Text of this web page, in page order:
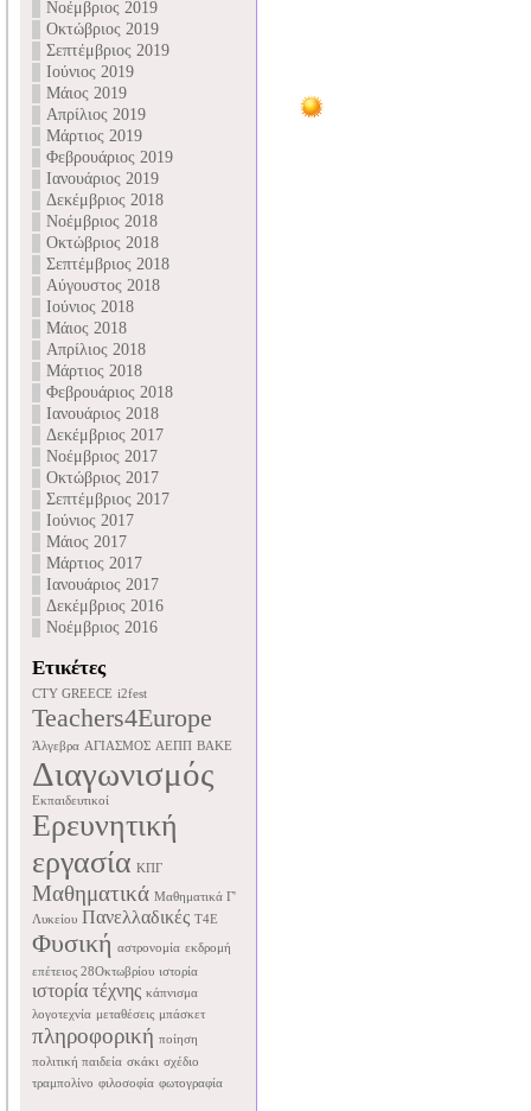
Νοέμβριος 2019
Οκτώβριος 2019
Σεπτέμβριος 2019
Ιούνιος 2019
Μάιος 2019
Απρίλιος 2019
Μάρτιος 2019
Φεβρουάριος 2019
Ιανουάριος 2019
Δεκέμβριος 2018
Νοέμβριος 2018
Οκτώβριος 2018
Σεπτέμβριος 2018
Αύγουστος 2018
Ιούνιος 2018
Μάιος 2018
Απρίλιος 2018
Μάρτιος 2018
Φεβρουάριος 2018
Ιανουάριος 2018
Δεκέμβριος 2017
Νοέμβριος 2017
Οκτώβριος 2017
Σεπτέμβριος 2017
Ιούνιος 2017
Μάιος 2017
Μάρτιος 2017
Ιανουάριος 2017
Δεκέμβριος 2016
Νοέμβριος 2016
Ετικέτες
CTY GREECE i2fest
Teachers4Europe
Άλγεβρα ΑΓΙΑΣΜΟΣ ΑΕΠΠ ΒΑΚΕ
Διαγωνισμός
Εκπαιδευτικοί
Ερευνητική
εργασία ΚΠΓ
Μαθηματικά Μαθηματικά Γ'
Λυκείου Πανελλαδικές Τ4Ε
Φυσική αστρονομία εκδρομή
επέτειος 28Οκτωβρίου ιστορία
ιστορία τέχνης κάπνισμα
λογοτεχνία μεταθέσεις μπάσκετ
πληροφορική ποίηση
πολιτική παιδεία σκάκι σχέδιο
τραμπολίνο φιλοσοφία φωτογραφία